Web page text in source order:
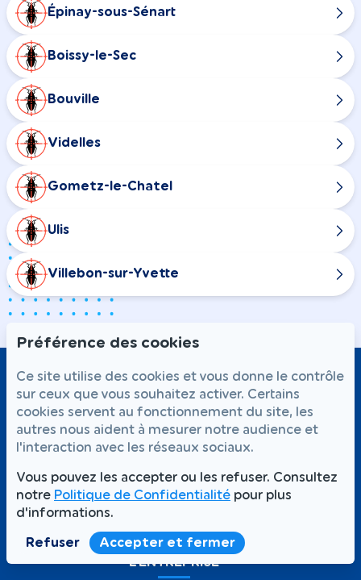
Épinay-sous-Sénart
Boissy-le-Sec
Bouville
Videlles
Gometz-le-Chatel
Ulis
Villebon-sur-Yvette
NOS SERVICES
Dératisation
Désinsectisation
L'ENTREPRISE
Préférence des cookies
Ce site utilise des cookies et vous donne le contrôle
sur ceux que vous souhaitez activer. Certains
cookies servent au fonctionnement du site, les
autres nous aident à mesurer notre audience et
l'interaction avec les réseaux sociaux.
Vous pouvez les accepter ou les refuser. Consultez
notre Politique de Confidentialité pour plus
d'informations.
Refuser Accepter et fermer